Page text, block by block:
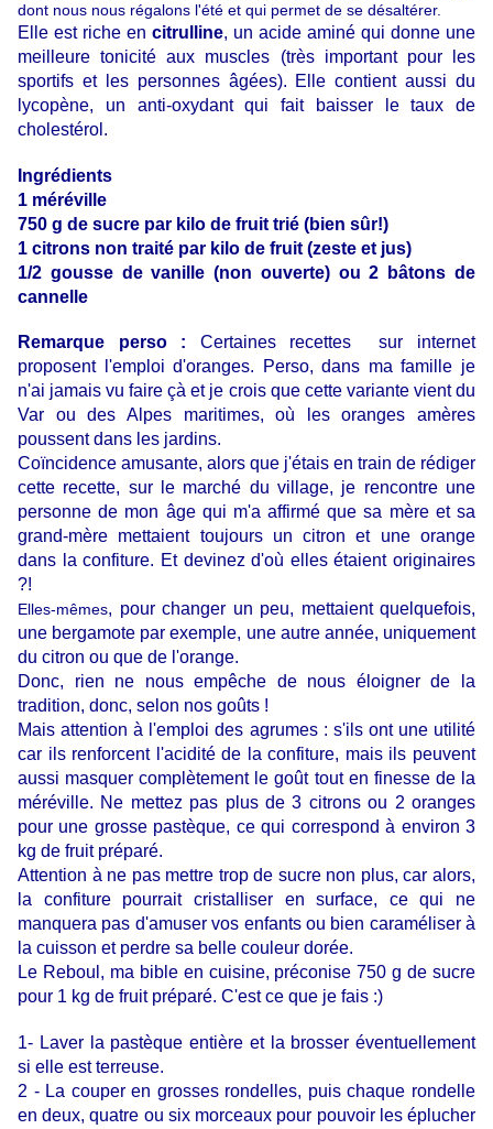
dont nous nous régalons l'été et qui permet de se désaltérer.
Elle est riche en citrulline, un acide aminé qui donne une
meilleure tonicité aux muscles (très important pour les
sportifs et les personnes âgées). Elle contient aussi du
lycopène, un anti-oxydant qui fait baisser le taux de
cholestérol.
Ingrédients
1 méréville
750 g de sucre par kilo de fruit trié (bien sûr!)
1 citrons non traité par kilo de fruit (zeste et jus)
1/2 gousse de vanille (non ouverte) ou 2 bâtons de
cannelle
Remarque perso : Certaines recettes sur internet
proposent l'emploi d'oranges. Perso, dans ma famille je
n'ai jamais vu faire çà et je crois que cette variante vient du
Var ou des Alpes maritimes, où les oranges amères
poussent dans les jardins.
Coïncidence amusante, alors que j'étais en train de rédiger
cette recette, sur le marché du village, je rencontre une
personne de mon âge qui m'a affirmé que sa mère et sa
grand-mère mettaient toujours un citron et une orange
dans la confiture. Et devinez d'où elles étaient originaires
?!
Elles-mêmes, pour changer un peu, mettaient quelquefois,
une bergamote par exemple, une autre année, uniquement
du citron ou que de l'orange.
Donc, rien ne nous empêche de nous éloigner de la
tradition, donc, selon nos goûts !
Mais attention à l'emploi des agrumes : s'ils ont une utilité
car ils renforcent l'acidité de la confiture, mais ils peuvent
aussi masquer complètement le goût tout en finesse de la
méréville. Ne mettez pas plus de 3 citrons ou 2 oranges
pour une grosse pastèque, ce qui correspond à environ 3
kg de fruit préparé.
Attention à ne pas mettre trop de sucre non plus, car alors,
la confiture pourrait cristalliser en surface, ce qui ne
manquera pas d'amuser vos enfants ou bien caraméliser à
la cuisson et perdre sa belle couleur dorée.
Le Reboul , ma bible en cuisine, préconise 750 g de sucre
pour 1 kg de fruit préparé. C'est ce que je fais :)
1- Laver la pastèque entière et la brosser éventuellement
si elle est terreuse.
2 - La couper en grosses rondelles, puis chaque rondelle
en deux, quatre ou six morceaux pour pouvoir les éplucher